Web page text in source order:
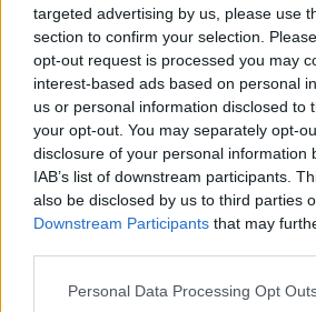
targeted advertising by us, please use
section to confirm your selection.
opt-out request is processed you may
interest-based ads based on personal
us or personal information disclosed to
your opt-out. You may separately opt-
disclosure of your personal information
IAB’s list of downstream participants.
also be disclosed by us to third parties
Downstream Participants that may
Personal Data Processing Opt
Ахмети кажа што
СЛУШАМ, САКААТ
ЗА ВОЕНИТЕ
УЧК...
ИСТОРИСКО
МАКЕДОНЦИТЕ ВО
ФОРМИРАН
НАЦИОНАЛЕН
ТЕЖОК ДЕН И
ДЕМОЛИРАЊЕ НА
Мицкоски откри
човекот појма
ништо, освен за
итно ја